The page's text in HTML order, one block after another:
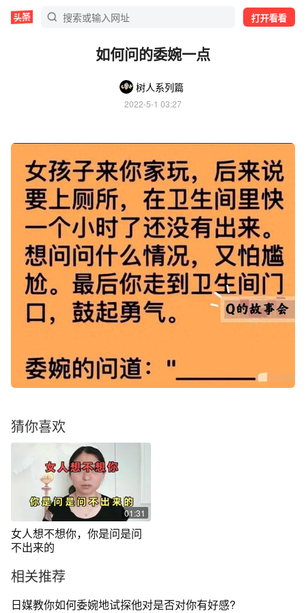
打开看看
如何问的委婉一点
树人系列篇
2022-5-1 03:27
猜你喜欢
01:31
女人想不想你，你是问是问
不出来的
相关推荐
日媒教你如何委婉地试探他对是否对你有好感?